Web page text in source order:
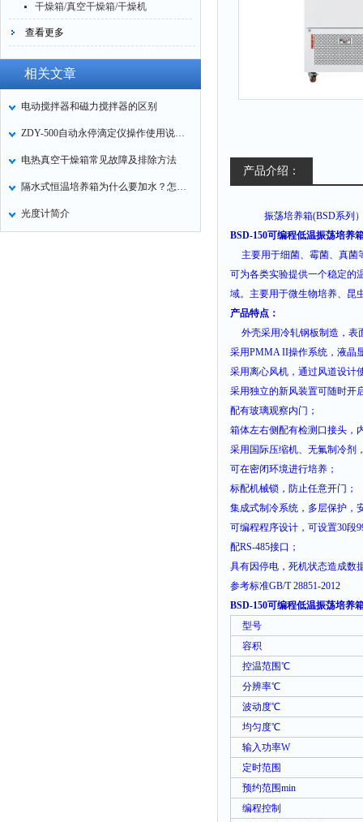
干燥箱/真空干燥箱/干燥机
查看更多
相关文章
电动搅拌器和磁力搅拌器的区别
ZDY-500自动永停滴定仪操作使用说明书
电热真空干燥箱常见故障及排除方法
隔水式恒温培养箱为什么要加水？怎么加水？
光度计简介
产品介绍：
振荡培养箱(BSD系列
BSD-150可编程低温振荡培养
主要用于细菌、霉菌、真
可为各类实验提供一个稳定的
域。主要用于微生物培养、昆
产品特点：
外壳采用冷轧钢板制造，表
采用PMMA II操作系统，液晶
采用离心风机，通过风道设计
采用独立的新风装置可随时开
配有玻璃观察内门；
箱体左右侧配有检测口接头，
采用国际压缩机、无氟制冷剂
可在密闭环境进行培养；
标配机械锁，防止任意开门；
集成式制冷系统，多层保护，
可编程程序设计，可设置30段
配RS-485接口；
具有因停电，死机状态造成数
参考标准GB/T 28851-2012
BSD-150可编程低温振荡培养
型号
容积
控温范围℃
分辨率℃
波动度℃
均匀度℃
输入功率W
定时范围
预约范围min
编程控制